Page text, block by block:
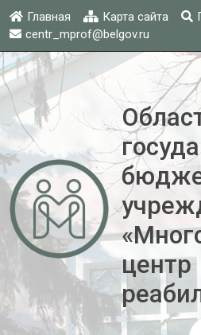
Главная Карта сайта
centr_mprof@belgov.ru
центр